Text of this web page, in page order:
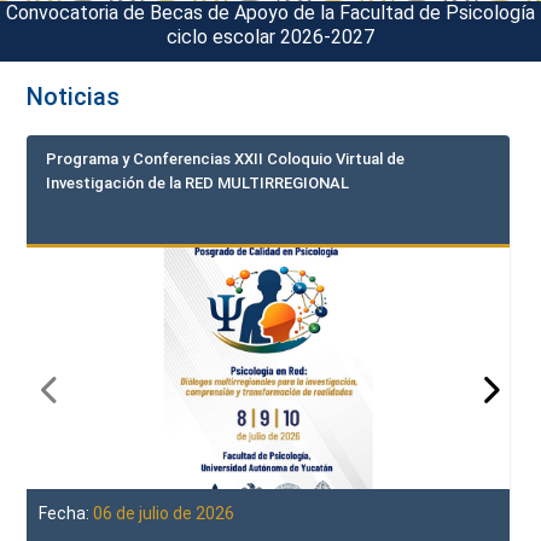
Convocatoria de Becas de Apoyo de la Facultad de Psicología
ciclo escolar 2026-2027
Noticias
Programa y Conferencias XXII Coloquio Virtual de
Investigación de la RED MULTIRREGIONAL
Fecha:06 de julio de 2026